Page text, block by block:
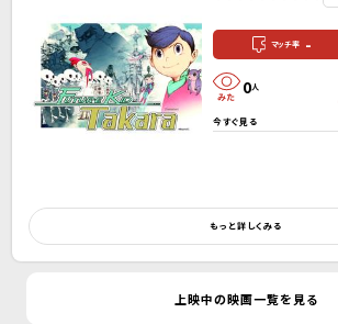
マッチ率 -
0人
今すぐ見る
もっと詳しくみる
上映中の映画一覧を見る